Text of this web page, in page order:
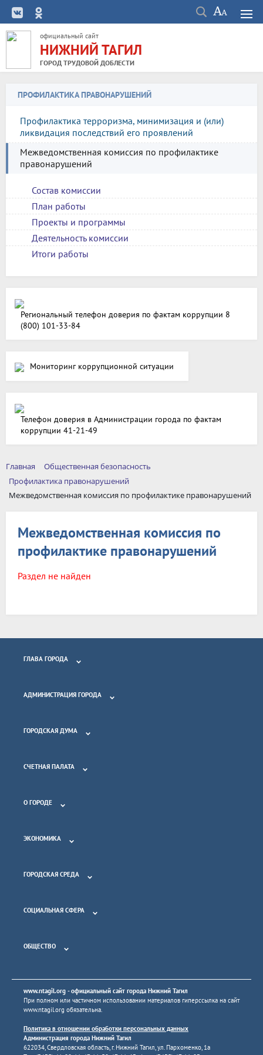
официальный сайт
НИЖНИЙ ТАГИЛ
ГОРОД ТРУДОВОЙ ДОБЛЕСТИ
ПРОФИЛАКТИКА ПРАВОНАРУШЕНИЙ
Профилактика терроризма, минимизация и (или)
ликвидация последствий его проявлений
Межведомственная комиссия по профилактике
правонарушений
Состав комиссии
План работы
Проекты и программы
Деятельность комиссии
Итоги работы
Региональный телефон доверия по фактам коррупции 8
(800) 101-33-84
Мониторинг коррупционной ситуации
Телефон доверия в Администрации города по фактам
коррупции 41-21-49
Главная
Общественная безопасность
Профилактика правонарушений
Межведомственная комиссия по профилактике правонарушений
Межведомственная комиссия по
профилактике правонарушений
Раздел не найден
ГЛАВА ГОРОДА
АДМИНИСТРАЦИЯ ГОРОДА
ГОРОДСКАЯ ДУМА
СЧЕТНАЯ ПАЛАТА
О ГОРОДЕ
ЭКОНОМИКА
ГОРОДСКАЯ СРЕДА
СОЦИАЛЬНАЯ СФЕРА
ОБЩЕСТВО
www.ntagil.org - официальный сайт города Нижний Тагил
При полном или частичном использовании материалов гиперссылка на сайт
www.ntagil.org обязательна.
Политика в отношении обработки персональных данных
Администрация города Нижний Тагил
622034, Свердловская область, г. Нижний Тагил, ул. Пархоменко, 1а